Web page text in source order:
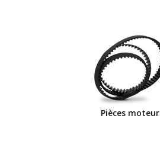
Pièces moteur